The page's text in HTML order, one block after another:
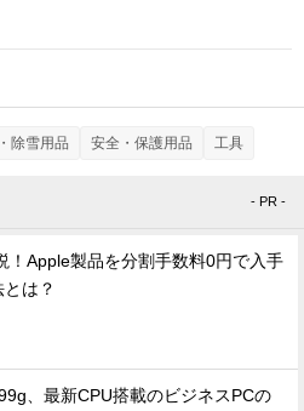
除雪用品 安全・保護用品 工具
- PR -
！Apple製品を分割手数料0円で入手
は？
、最新CPU搭載のビジネスPCの